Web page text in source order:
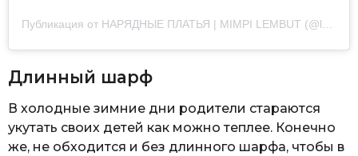
Длинный шарф
В холодные зимние дни родители стараются
укутать своих детей как можно теплее. Конечно
же, не обходится и без длинного шарфа, чтобы в